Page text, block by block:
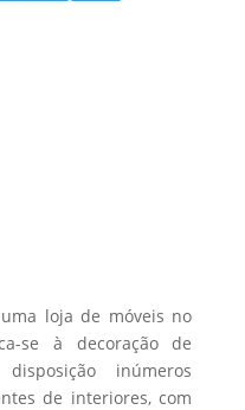
loja de móveis no
se à decoração de
inúmeros
de interiores, com